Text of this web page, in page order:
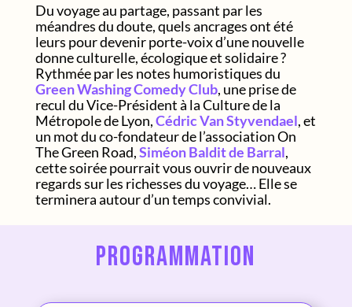
Du voyage au partage, passant par les
méandres du doute, quels ancrages ont été
leurs pour devenir porte-voix d’une nouvelle
donne culturelle, écologique et solidaire ?
Rythmée par les notes humoristiques du
Green Washing Comedy Club, une prise de
recul du Vice-Président à la Culture de la
Métropole de Lyon,Cédric Van Styvendael, et
un mot du co-fondateur de l’association On
The Green Road,Siméon Baldit de Barral,
cette soirée pourrait vous ouvrir de nouveaux
regards sur les richesses du voyage… Elle se
terminera autour d’un temps convivial.
programmation